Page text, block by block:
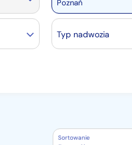
Typ nadwozia
Sortowanie